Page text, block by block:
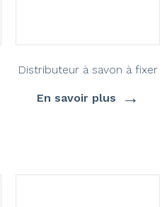
Distributeur à savon à fixer
En savoir plus →